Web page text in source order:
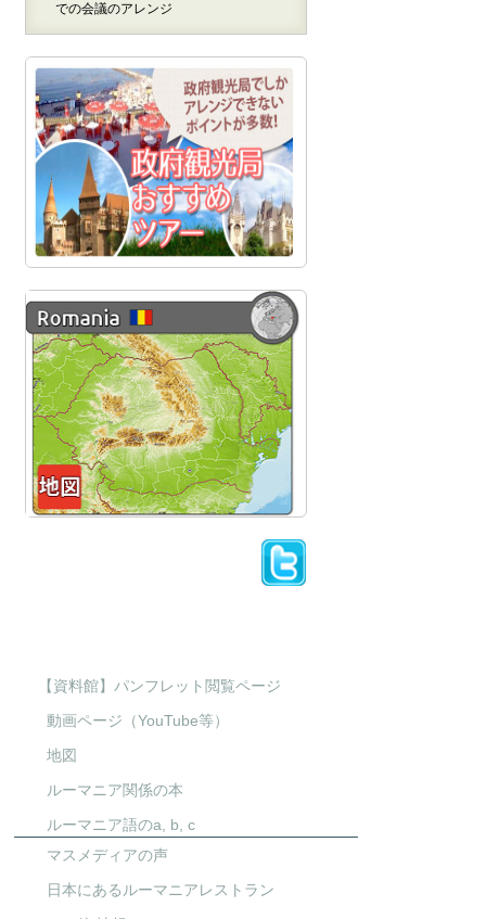
での会議のアレンジ
【資料館】パンフレット閲覧ページ
動画ページ（YouTube等）
地図
ルーマニア関係の本
ルーマニア語のa, b, c
マスメディアの声
日本にあるルーマニアレストラン